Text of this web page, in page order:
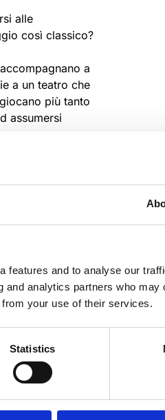
features and to analyse our
analytics partners who may
from your use of their services.
Statistics
alle
così classico?
a
a un teatro che
più tanto
assumersi